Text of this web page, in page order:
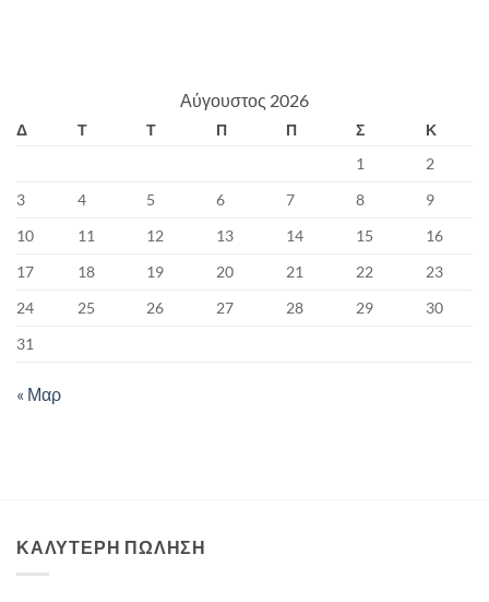
Αύγουστος 2026
Δ Τ Τ Π Π Σ
Κ
1
2
3
4 5 6 7 8
9
10
11 12 13 14 15
16
17
18 19 20 21 22
23
24
25 26 27 28 29
30
31
« Μαρ
ΚΑΛΥΤΕΡΗ ΠΩΛΗΣΗ